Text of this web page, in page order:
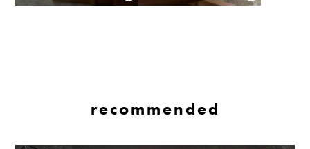
recommended